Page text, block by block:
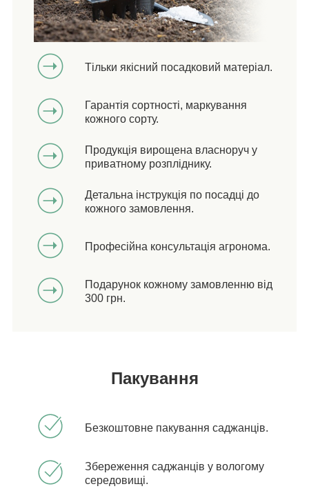
Тільки якісний посадковий матеріал.
Гарантія сортності, маркування
кожного сорту.
Продукція вирощена власноруч у
приватному розпліднику.
Детальна інструкція по посадці до
кожного замовлення.
Професійна консультація агронома.
Подарунок кожному замовленню від
300 грн.
Пакування
Безкоштовне пакування саджанців.
Збереження саджанців у вологому
середовищі.